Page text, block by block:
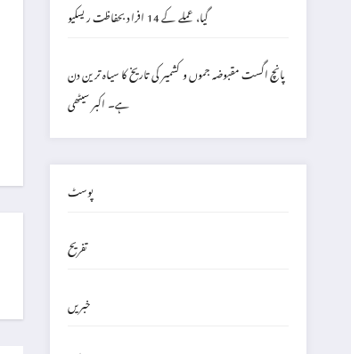
گیا، عملے کے 14 افراد بحفاظت ریسکیو
پانچ اگست مقبوضہ جموں و کشمیر کی تاریخ کا سیاہ ترین دن
ہے۔ اکبر سیٹھی
پوسٹ
تفریح
خبریں